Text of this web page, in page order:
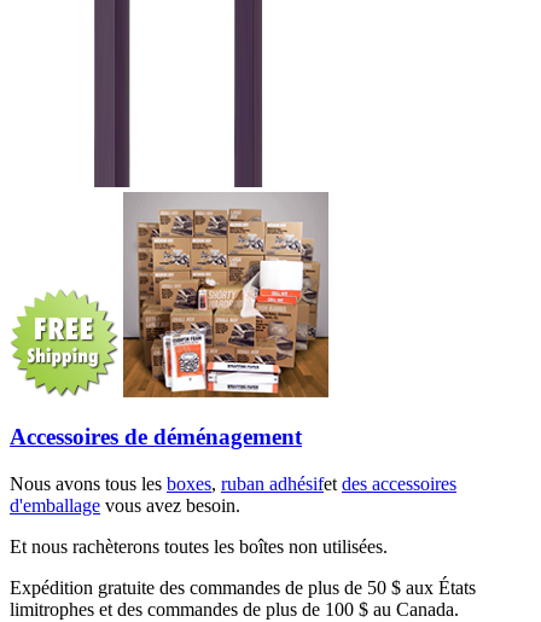
Accessoires de déménagement
Nous avons tous les boxes, ruban adhésifet des accessoires
d'emballage vous avez besoin.
Et nous rachèterons toutes les boîtes non utilisées.
Expédition gratuite des commandes de plus de 50 $ aux États
limitrophes et des commandes de plus de 100 $ au Canada.